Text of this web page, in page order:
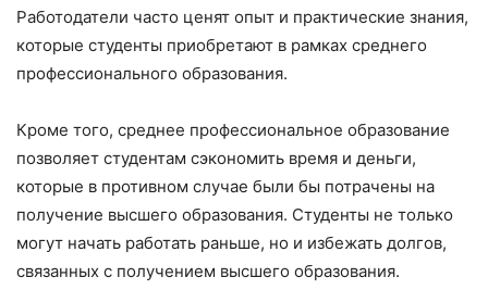
Работодатели часто ценят опыт и практические знания,
которые студенты приобретают в рамках среднего
профессионального образования.
Кроме того, среднее профессиональное образование
позволяет студентам сэкономить время и деньги,
которые в противном случае были бы потрачены на
получение высшего образования. Студенты не только
могут начать работать раньше, но и избежать долгов,
связанных с получением высшего образования.